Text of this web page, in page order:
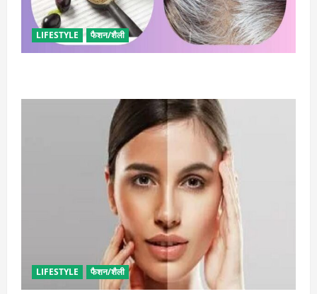
LIFESTYLE फैशन/शैली
LIFESTYLE फैशन/शैली